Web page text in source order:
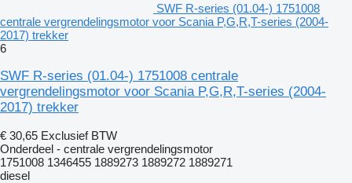
SWF R-series (01.04-) 1751008
centrale vergrendelingsmotor voor Scania P,G,R,T-series (2004-
2017) trekker
6
SWF R-series (01.04-) 1751008 centrale
vergrendelingsmotor voor Scania P,G,R,T-series (2004-
2017) trekker
€ 30,65 Exclusief BTW
Onderdeel - centrale vergrendelingsmotor
1751008 1346455 1889273 1889272 1889271
diesel